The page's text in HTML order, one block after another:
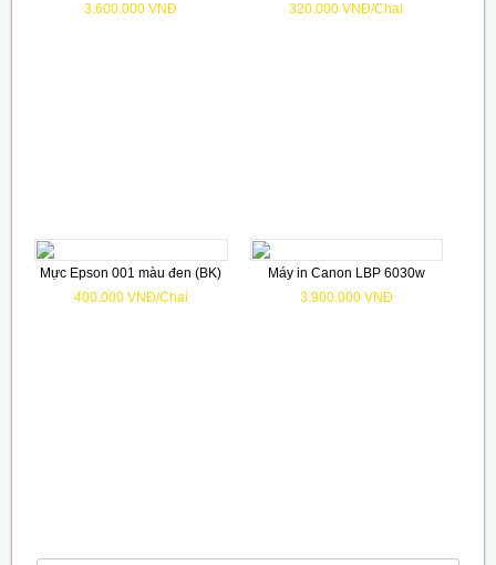
3.600.000 VNĐ
320.000 VNĐ/Chai
Mực Epson 001 màu đen (BK)
400.000 VNĐ/Chai
Máy in Canon LBP 6030w
3.900.000 VNĐ